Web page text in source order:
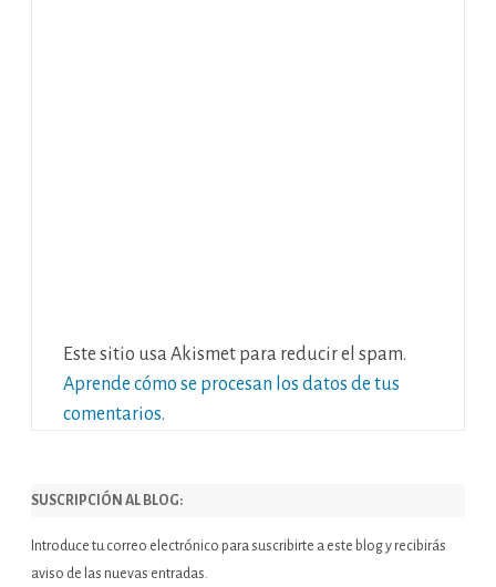
Este sitio usa Akismet para reducir el spam.
Aprende cómo se procesan los datos de tus
comentarios.
SUSCRIPCIÓN AL BLOG:
Introduce tu correo electrónico para suscribirte a este blog y recibirás
aviso de las nuevas entradas.